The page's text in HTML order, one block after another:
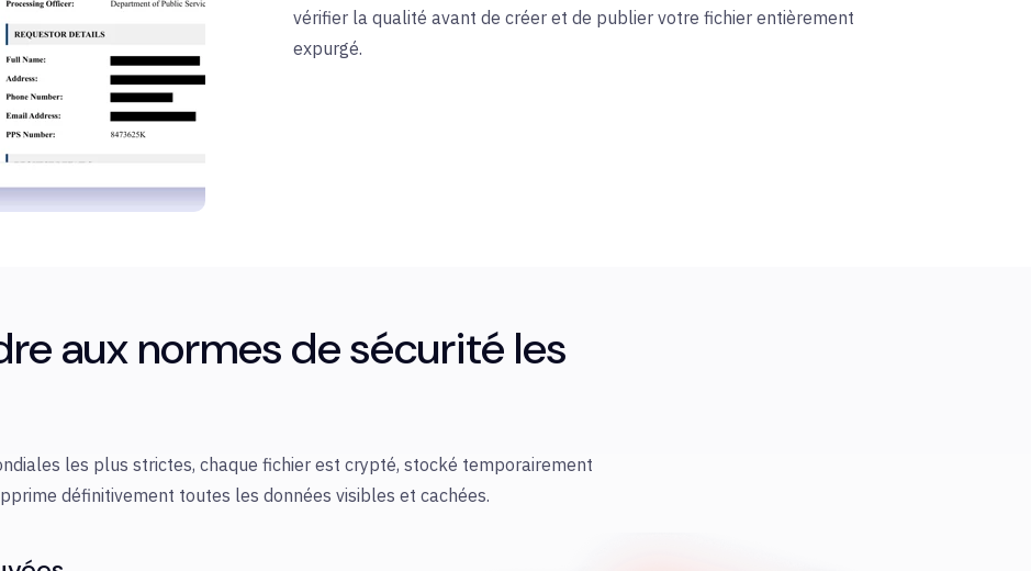
vérifier la qualité avant de créer et de publier votre fichier entièrement
expurgé.
aux normes de sécurité les
les plus strictes, chaque fichier est crypté, stocké temporairement
définitivement toutes les données visibles et cachées.